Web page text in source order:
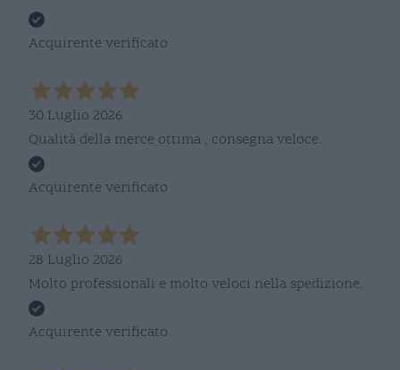
Acquirente verificato
30 Luglio 2026
Qualità della merce ottima , consegna veloce.
Acquirente verificato
28 Luglio 2026
Molto professionali e molto veloci nella spedizione.
Acquirente verificato